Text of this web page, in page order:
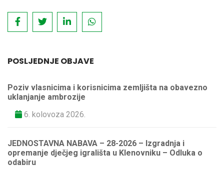
POSLJEDNJE OBJAVE
Poziv vlasnicima i korisnicima zemljišta na obavezno
uklanjanje ambrozije
6. kolovoza 2026.
JEDNOSTAVNA NABAVA – 28-2026 – Izgradnja i
opremanje dječjeg igrališta u Klenovniku – Odluka o
odabiru